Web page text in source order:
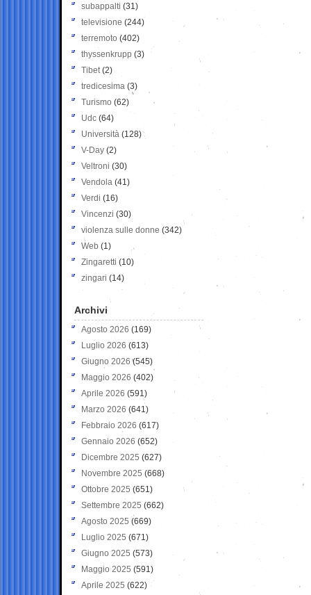
subappalti (31)
televisione(244)
terremoto (402)
thyssenkrupp (3)
Tibet(2)
tredicesima (3)
Turismo (62)
Udc (64)
Università (128)
V-Day (2)
Veltroni (30)
Vendola (41)
Verdi (16)
Vincenzi (30)
violenza sulle donne (342)
Web (1)
Zingaretti (10)
zingari (14)
Archivi
Agosto 2026 (169)
Luglio 2026 (613)
Giugno 2026 (545)
Maggio 2026 (402)
Aprile 2026 (591)
Marzo 2026 (641)
Febbraio 2026 (617)
Gennaio 2026 (652)
Dicembre 2025 (627)
Novembre 2025 (668)
Ottobre 2025 (651)
Settembre 2025 (662)
Agosto 2025 (669)
Luglio 2025 (671)
Giugno 2025 (573)
Maggio 2025 (591)
Aprile 2025 (622)